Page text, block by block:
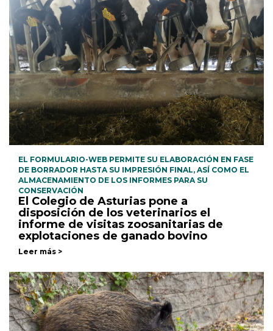
EL FORMULARIO-WEB PERMITE SU ELABORACIÓN EN FASE
DE BORRADOR HASTA SU IMPRESIÓN FINAL, ASÍ COMO EL
ALMACENAMIENTO DE LOS INFORMES PARA SU
CONSERVACIÓN
El Colegio de Asturias pone a
disposición de los veterinarios el
informe de visitas zoosanitarias de
explotaciones de ganado bovino
Leer más >